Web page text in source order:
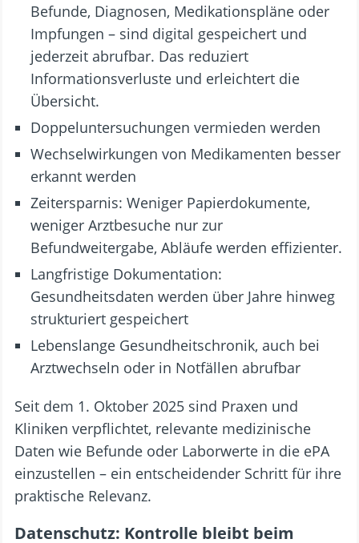
Befunde, Diagnosen, Medikationspläne oder
Impfungen – sind digital gespeichert und
jederzeit abrufbar. Das reduziert
Informationsverluste und erleichtert die
Übersicht.
Doppeluntersuchungen vermieden werden
Wechselwirkungen von Medikamenten besser
erkannt werden
Zeitersparnis: Weniger Papierdokumente,
weniger Arztbesuche nur zur
Befundweitergabe, Abläufe werden effizienter.
Langfristige Dokumentation:
Gesundheitsdaten werden über Jahre hinweg
strukturiert gespeichert
Lebenslange Gesundheitschronik, auch bei
Arztwechseln oder in Notfällen abrufbar
Seit dem 1. Oktober 2025 sind Praxen und
Kliniken verpflichtet, relevante medizinische
Daten wie Befunde oder Laborwerte in die ePA
einzustellen – ein entscheidender Schritt für ihre
praktische Relevanz.
Datenschutz: Kontrolle bleibt beim